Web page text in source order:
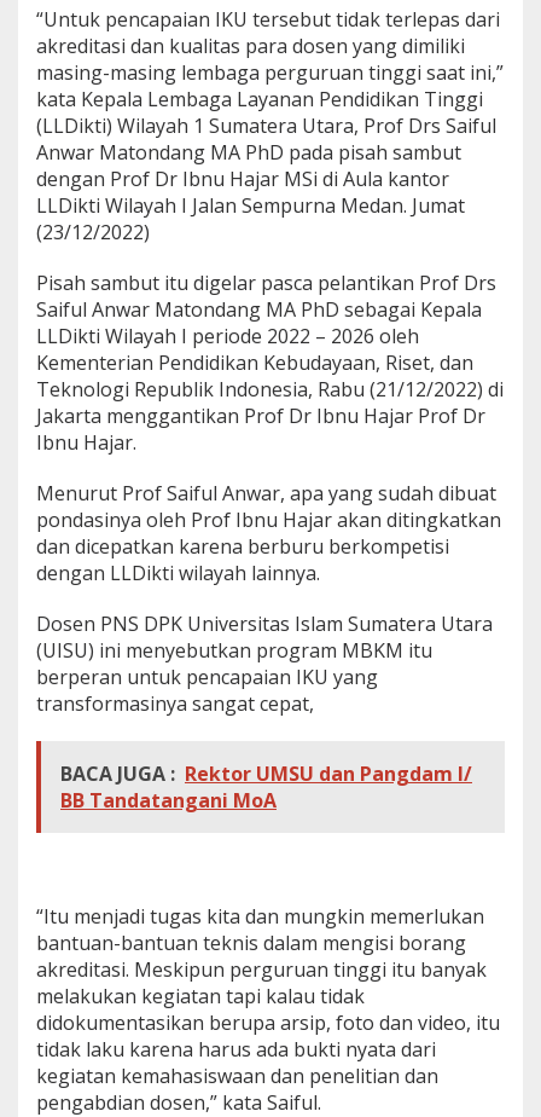
k
r
e
d
i
t
s
i
W
u
d
P
e
n
c
a
p
a
n
K
U
“Untuk pencapaian IKU tersebut tidak terlepas dari
akreditasi dan kualitas para dosen yang dimiliki
masing-masing lembaga perguruan tinggi saat ini,”
kata Kepala Lembaga Layanan Pendidikan Tinggi
(LLDikti) Wilayah 1 Sumatera Utara, Prof Drs Saiful
Anwar Matondang MA PhD pada pisah sambut
dengan Prof Dr Ibnu Hajar MSi di Aula kantor
LLDikti Wilayah I Jalan Sempurna Medan. Jumat
(23/12/2022)
Pisah sambut itu digelar pasca pelantikan Prof Drs
Saiful Anwar Matondang MA PhD sebagai Kepala
LLDikti Wilayah I periode 2022 – 2026 oleh
Kementerian Pendidikan Kebudayaan, Riset, dan
Teknologi Republik Indonesia, Rabu (21/12/2022) di
Jakarta menggantikan Prof Dr Ibnu Hajar Prof Dr
Ibnu Hajar.
Menurut Prof Saiful Anwar, apa yang sudah dibuat
pondasinya oleh Prof Ibnu Hajar akan ditingkatkan
dan dicepatkan karena berburu berkompetisi
dengan LLDikti wilayah lainnya.
Dosen PNS DPK Universitas Islam Sumatera Utara
(UISU) ini menyebutkan program MBKM itu
berperan untuk pencapaian IKU yang
transformasinya sangat cepat,
BACA JUGA : Rektor UMSU dan Pangdam I/
BB Tandatangani MoA
“Itu menjadi tugas kita dan mungkin memerlukan
bantuan-bantuan teknis dalam mengisi borang
akreditasi. Meskipun perguruan tinggi itu banyak
melakukan kegiatan tapi kalau tidak
didokumentasikan berupa arsip, foto dan video, itu
tidak laku karena harus ada bukti nyata dari
kegiatan kemahasiswaan dan penelitian dan
pengabdian dosen,” kata Saiful.